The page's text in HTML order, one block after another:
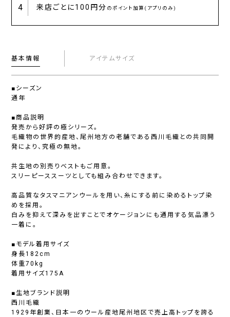
4 来店ごとに100円分 のポイント加算(アプリのみ)
基本情報 アイテムサイズ
■シーズン
通年
■商品説明
発売から好評の極シリーズ。
毛織物の世界的産地、尾州地方の老舗である西川毛織との共同開
発により、究極の無地。
共生地の別売りベストもご用意。
スリーピーススーツとしても組み合わせできます。
高品質なタスマニアンウールを用い、糸にする前に染めるトップ染
めを採用。
白みを抑えて深みを出すことでオケージョンにも通用する気品漂う
一着に。
■モデル着用サイズ
身長182cm
体重70kg
着用サイズ175A
■生地ブランド説明
西川毛織
1929年創業、日本一のウール産地尾州地区で売上高トップを誇る